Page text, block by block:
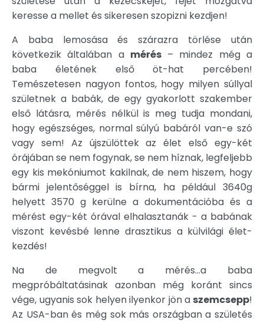
keresse a mellet és sikeresen szopizni kezdjen!
A baba lemosása és szárazra törlése után
következik általában a mérés– mindez még a
baba életének első öt-hat percében!
Temészetesen nagyon fontos, hogy milyen súllyal
születnek a babák, de egy gyakorlott szakember
első látásra, mérés nélkül is meg tudja mondani,
hogy egészséges, normal súlyú babáról van-e szó
vagy sem! Az újszülöttek az élet első egy-két
órájában se nem fogynak, se nem híznak, legfeljebb
egy kis mekóniumot kakilnak, de nem hiszem, hogy
bármi jelentőséggel is bírna, ha például 3640g
helyett 3570 g kerülne a dokumentációba és a
mérést egy-két órával elhalasztanák - a babának
viszont kevésbé lenne drasztikus a külvilági élet-
kezdés!
Na de megvolt a mérés…a baba
megpróbáltatásinak azonban még koránt sincs
vége, ugyanis sok helyen ilyenkor jön a szemcsepp!
Az USA-ban és még sok más országban a születés